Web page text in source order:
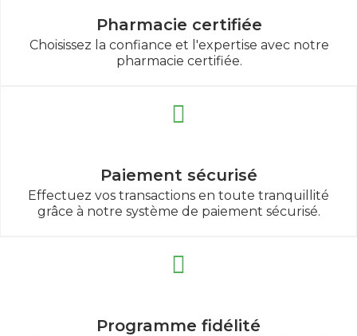
Pharmacie certifiée
Choisissez la confiance et l'expertise avec notre
pharmacie certifiée.
Paiement sécurisé
Effectuez vos transactions en toute tranquillité
grâce à notre système de paiement sécurisé.
Programme fidélité